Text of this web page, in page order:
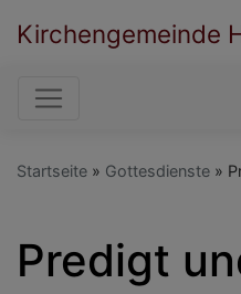
zum
Kirchengemeinde
Startseite Gottesdienste
Predigt